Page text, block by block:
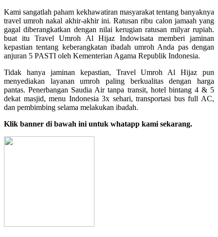
Kami sangatlah paham kekhawatiran masyarakat tentang banyaknya
travel umroh nakal akhir-akhir ini. Ratusan ribu calon jamaah yang
gagal diberangkatkan dengan nilai kerugian ratusan milyar rupiah.
buat itu Travel Umroh Al Hijaz Indowisata memberi jaminan
kepastian tentang keberangkatan ibadah umroh Anda pas dengan
anjuran 5 PASTI oleh Kementerian Agama Republik Indonesia.
Tidak hanya jaminan kepastian, Travel Umroh Al Hijaz pun
menyediakan layanan umroh paling berkualitas dengan harga
pantas. Penerbangan Saudia Air tanpa transit, hotel bintang 4 & 5
dekat masjid, menu Indonesia 3x sehari, transportasi bus full AC,
dan pembimbing selama melakukan ibadah.
Klik banner di bawah ini untuk whatapp kami sekarang.